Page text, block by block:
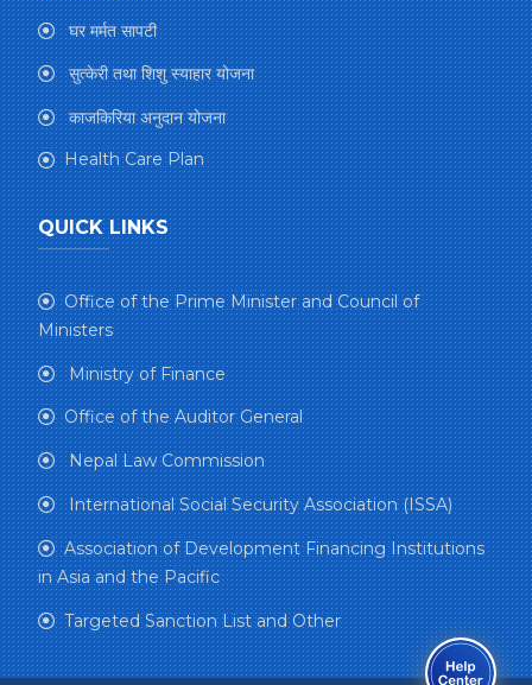
घर मर्मत सापटी
सुत्केरी तथा शिशु स्याहार योजना
काजकिरिया अनुदान योजना
Health Care Plan
QUICK LINKS
Office of the Prime Minister and Council of
Ministers
Ministry of Finance
Office of the Auditor General
Nepal Law Commission
International Social Security Association (ISSA)
Association of Development Financing Institutions
in Asia and the Pacific
Targeted Sanction List and Other